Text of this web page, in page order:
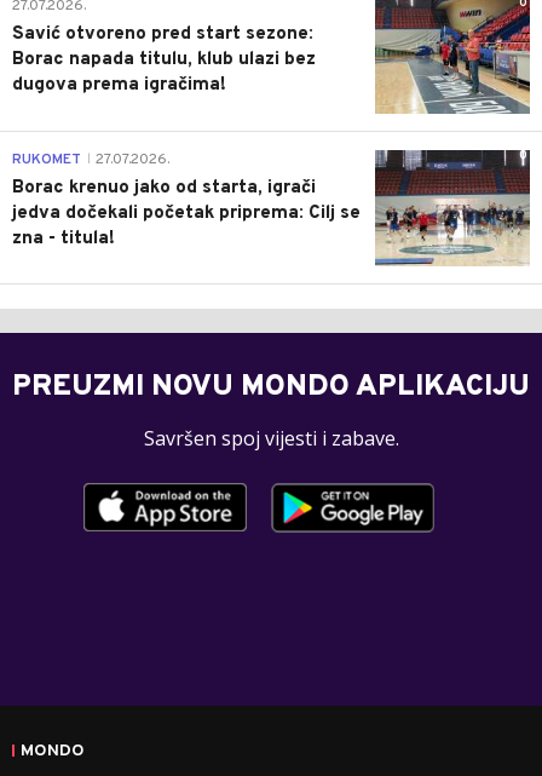
27.07.2026.
Savić otvoreno pred start sezone:
Borac napada titulu, klub ulazi bez
dugova prema igračima!
0
RUKOMET 27.07.2026.
Borac krenuo jako od starta, igrači
jedva dočekali početak priprema: Cilj se
zna - titula!
PREUZMI NOVU MONDO APLIKACIJU
Savršen spoj vijesti i zabave.
MONDO